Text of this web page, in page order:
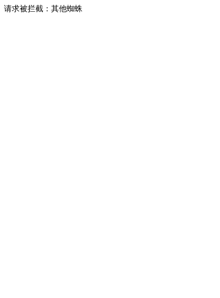
请求被拦截：其他蜘蛛